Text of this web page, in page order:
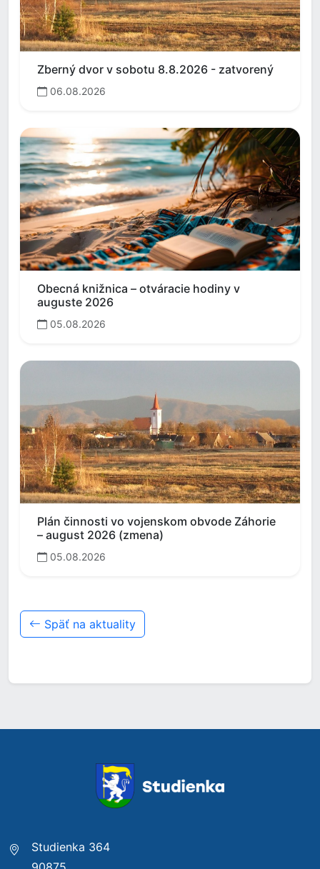
Zberný dvor v sobotu 8.8.2026 - zatvorený
06.08.2026
Obecná knižnica – otváracie hodiny v
auguste 2026
05.08.2026
Plán činnosti vo vojenskom obvode Záhorie
– august 2026 (zmena)
05.08.2026
Späť na aktuality
Studienka 364